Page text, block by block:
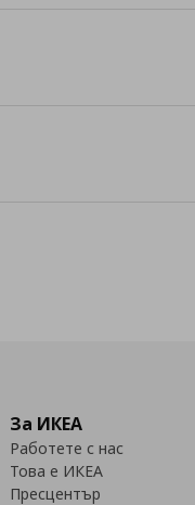
За ИКЕА
Работете с нас
Това е ИКЕА
Пресцентър